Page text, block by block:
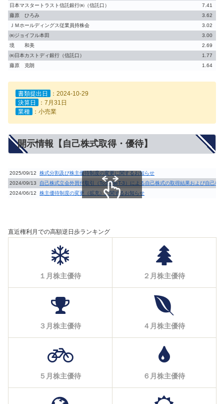
日本マスタートラスト信託銀行㈱（信託口）
7.41
藤原 ひろみ
3.62
ＪＭホールディングス従業員持株会
3.02
㈱ジョイフル本田
3.00
境 和美
2.69
㈱日本カストディ銀行（信託口）
1.77
藤原 克朗
1.64
書類提出日
：2024-10-29
決算日
：7月31日
業種
：小売業
開示情報【自己株式取得・優待】
2025/09/12
株式分割及び株主優待制度の変更に関するお知らせ
2024/09/13
自己株式立会外買付取引（ToSTNeT-3）による自己株式の取得結果および自己
2024/06/12
株主優待制度の変更（拡充）に関するお知らせ
直近権利月での高額逆日歩ランキング
１月株主優待 ２月株主優待
３月株主優待 ４月株主優待
５月株主優待 ６月株主優待